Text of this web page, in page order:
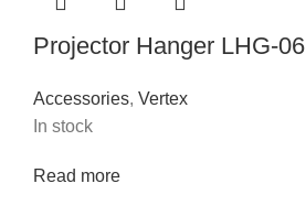
Projector Hanger LHG-06
Accessories, Vertex
In stock
Read more